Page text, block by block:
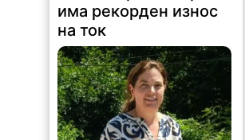
145 | 2026-08-07 11:47:09
България изнася рекордни
количества електроенергия, а